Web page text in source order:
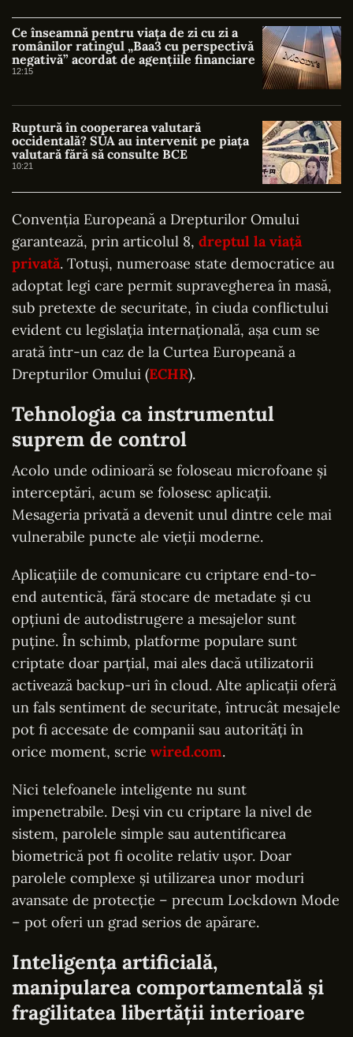
Ce înseamnă pentru viața de zi cu zi a
românilor ratingul „Baa3 cu perspectivă
negativă” acordat de agențiile financiare
12:15
Ruptură în cooperarea valutară
occidentală? SUA au intervenit pe piața
valutară fără să consulte BCE
10:21
Convenția Europeană a Drepturilor Omului
garantează, prin articolul 8, dreptul la viață
privată. Totuși, numeroase state democratice au
adoptat legi care permit supravegherea în masă,
sub pretexte de securitate, în ciuda conflictului
evident cu legislația internațională, așa cum se
arată într-un caz de la Curtea Europeană a
Drepturilor Omului (ECHR).
Tehnologia ca instrumentul
suprem de control
Acolo unde odinioară se foloseau microfoane și
interceptări, acum se folosesc aplicații.
Mesageria privată a devenit unul dintre cele mai
vulnerabile puncte ale vieții moderne.
Aplicațiile de comunicare cu criptare end-to-
end autentică, fără stocare de metadate și cu
opțiuni de autodistrugere a mesajelor sunt
puține. În schimb, platforme populare sunt
criptate doar parțial, mai ales dacă utilizatorii
activează backup-uri în cloud. Alte aplicații oferă
un fals sentiment de securitate, întrucât mesajele
pot fi accesate de companii sau autorități în
orice moment, scrie wired.com.
Nici telefoanele inteligente nu sunt
impenetrabile. Deși vin cu criptare la nivel de
sistem, parolele simple sau autentificarea
biometrică pot fi ocolite relativ ușor. Doar
parolele complexe și utilizarea unor moduri
avansate de protecție – precum Lockdown Mode
– pot oferi un grad serios de apărare.
Inteligența artificială,
manipularea comportamentală și
fragilitatea libertății interioare